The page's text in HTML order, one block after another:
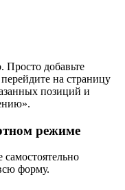
Просто добавьте
на страницу
позиций и
режиме
форму.